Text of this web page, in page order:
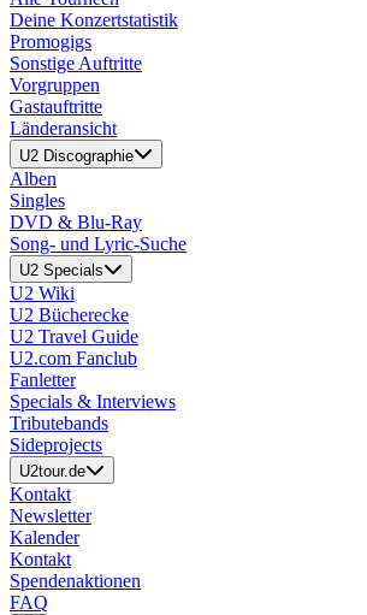
Deine Konzertstatistik
Promogigs
Sonstige Auftritte
Vorgruppen
Gastauftritte
Länderansicht
U2 Discographie
Alben
Singles
DVD & Blu-Ray
Song- und Lyric-Suche
U2 Specials
U2 Wiki
U2 Bücherecke
U2 Travel Guide
U2.com Fanclub
Fanletter
Specials & Interviews
Tributebands
Sideprojects
U2tour.de
Kontakt
Newsletter
Kalender
Kontakt
Spendenaktionen
FAQ